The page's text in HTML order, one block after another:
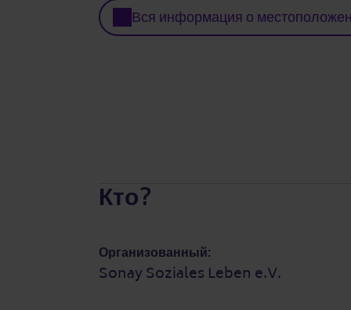
Вся информация о
Кто?
Организованный:
Sonay Soziales Leben e.V.